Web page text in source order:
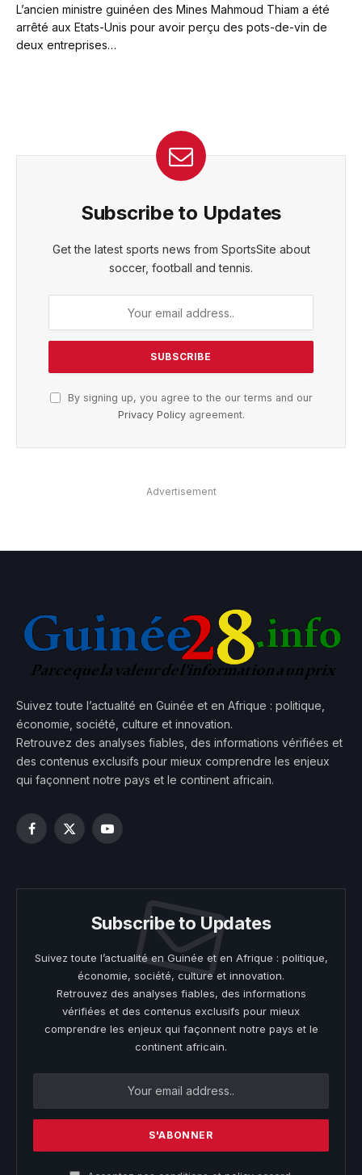
L’ancien ministre guinéen des Mines Mahmoud Thiam a été
arrêté aux Etats-Unis pour avoir perçu des pots-de-vin de
deux entreprises…
Subscribe to Updates
Get the latest sports news from SportsSite about
soccer, football and tennis.
By signing up, you agree to the our terms and our
Privacy Policyagreement.
Advertisement
Suivez toute l’actualité en Guinée et en Afrique : politique,
économie, société, culture et innovation.
Retrouvez des analyses fiables, des informations vérifiées et
des contenus exclusifs pour mieux comprendre les enjeux
qui façonnent notre pays et le continent africain.
Facebook
X
YouTube
Subscribe to Updates
Suivez toute l’actualité en Guinée et en Afrique : politique,
économie, société, culture et innovation.
Retrouvez des analyses fiables, des informations
vérifiées et des contenus exclusifs pour mieux
comprendre les enjeux qui façonnent notre pays et le
continent africain.